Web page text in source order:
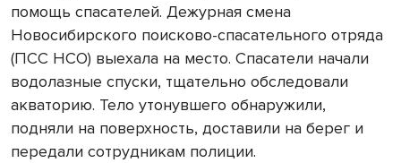
помощь спасателей. Дежурная смена
Новосибирского поисково-спасательного отряда
(ПСС НСО) выехала на место. Спасатели начали
водолазные спуски, тщательно обследовали
акваторию. Тело утонувшего обнаружили,
подняли на поверхность, доставили на берег и
передали сотрудникам полиции.